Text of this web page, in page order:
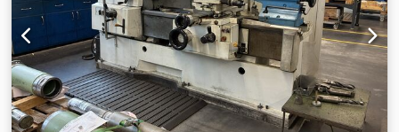
s 8 alata Masa: cca 8 t